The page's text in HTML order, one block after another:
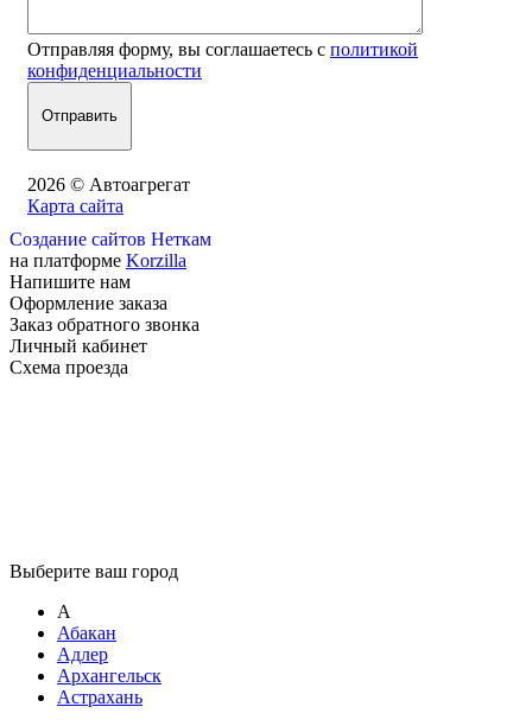
Отправляя форму, вы соглашаетесь с политикой
конфиденциальности
2026 © Автоагрегат
Карта сайта
Создание сайтов Неткам
на платформе Korzilla
Напишите нам
Оформление заказа
Заказ обратного звонка
Личный кабинет
Схема проезда
Выберите ваш город
А
Абакан
Адлер
Архангельск
Астрахань